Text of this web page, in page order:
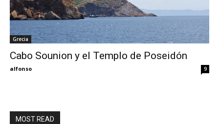
My
Grecia
Cabo Sounion y el Templo de Poseidón
alfonso 9
MOST READ